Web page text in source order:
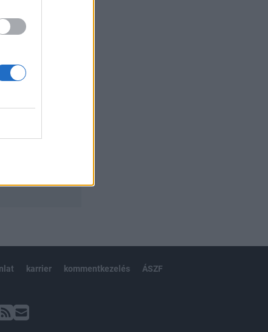
karrier kommentkezelés ÁSZF